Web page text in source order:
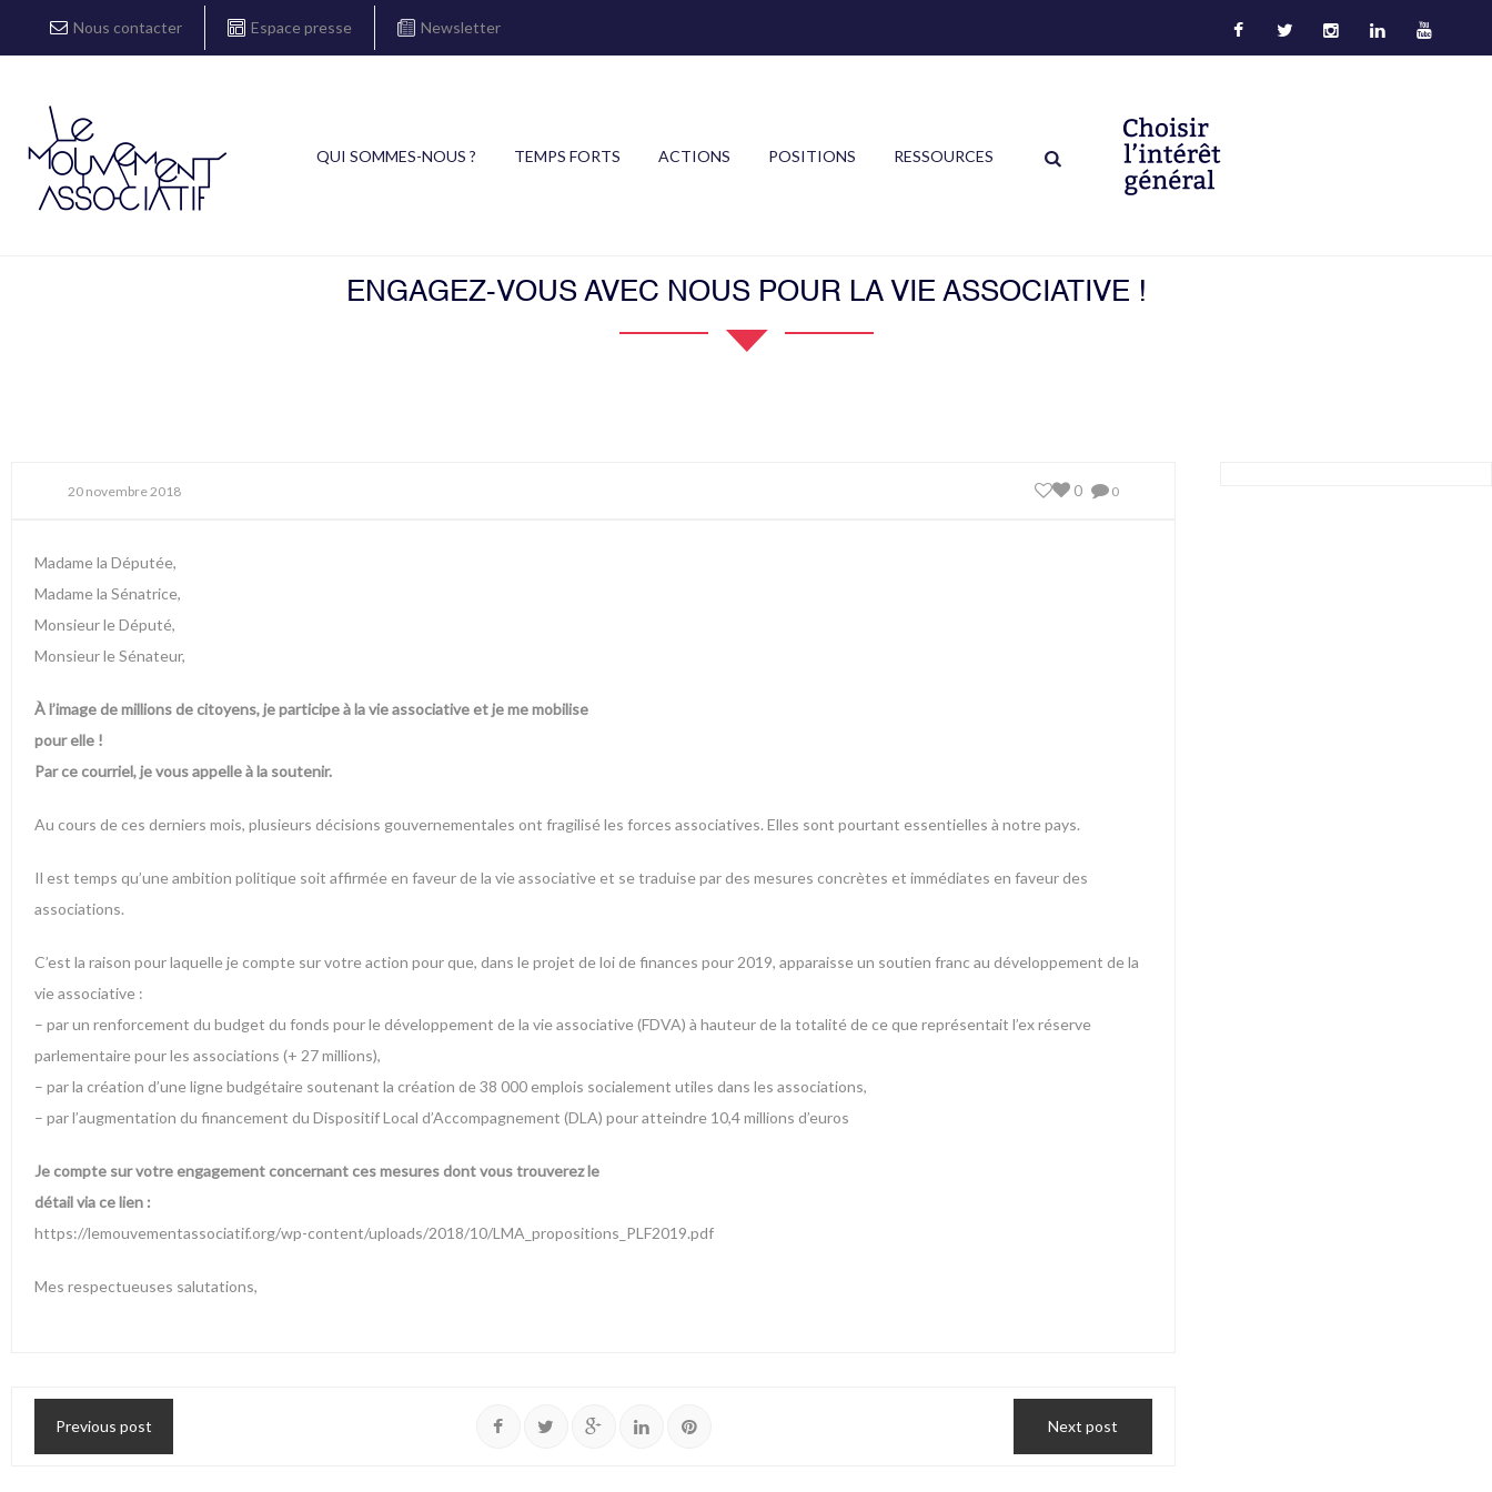
Nous contacter Espace presse Newsletter
QUI SOMMES-NOUS ? TEMPS FORTS ACTIONS POSITIONS RESSOURCES
ENGAGEZ-VOUS AVEC NOUS POUR LA VIE ASSOCIATIVE !
20 novembre 2018 0
0
Madame la Députée,
Madame la Sénatrice,
Monsieur le Député,
Monsieur le Sénateur,
À l’image de millions de citoyens, je participe à la vie associative et je me mobilise
pour elle !
Par ce courriel, je vous appelle à la soutenir.
Au cours de ces derniers mois, plusieurs décisions gouvernementales ont fragilisé les forces associatives. Elles sont pourtant essentielles à notre pays.
Il est temps qu’une ambition politique soit affirmée en faveur de la vie associative et se traduise par des mesures concrètes et immédiates en faveur des
associations.
C’est la raison pour laquelle je compte sur votre action pour que, dans le projet de loi de finances pour 2019, apparaisse un soutien franc au développement de la
vie associative :
– par un renforcement du budget du fonds pour le développement de la vie associative (FDVA) à hauteur de la totalité de ce que représentait l’ex réserve
parlementaire pour les associations (+ 27 millions),
– par la création d’une ligne budgétaire soutenant la création de 38 000 emplois socialement utiles dans les associations,
– par l’augmentation du financement du Dispositif Local d’Accompagnement (DLA) pour atteindre 10,4 millions d’euros
Je compte sur votre engagement concernant ces mesures dont vous trouverez le
détail via ce lien :
https://lemouvementassociatif.org/wp-content/uploads/2018/10/LMA_propositions_PLF2019.pdf
Mes respectueuses salutations,
Previous post Next post